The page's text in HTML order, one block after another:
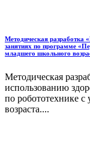
Методическая разработка
занятиях по программе
младшего школьного
Методическая
использованию
по робототехнике
возраста....